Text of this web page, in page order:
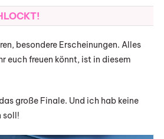
besondere Erscheinungen. Alles
euch freuen könnt, ist in diesem
große Finale. Und ich hab keine
soll!